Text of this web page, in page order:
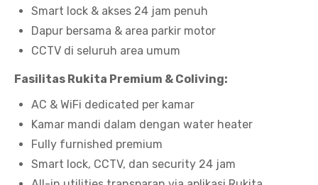
Smart lock & akses 24 jam penuh
Dapur bersama & area parkir motor
CCTV di seluruh area umum
Fasilitas Rukita Premium & Coliving:
AC & WiFi dedicated per kamar
Kamar mandi dalam dengan water heater
Fully furnished premium
Smart lock, CCTV, dan security 24 jam